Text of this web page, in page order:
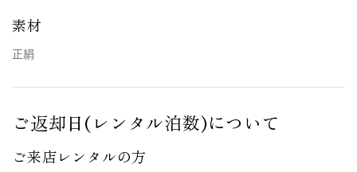
素材
正絹
ご返却日(レンタル泊数)について
ご来店レンタルの方